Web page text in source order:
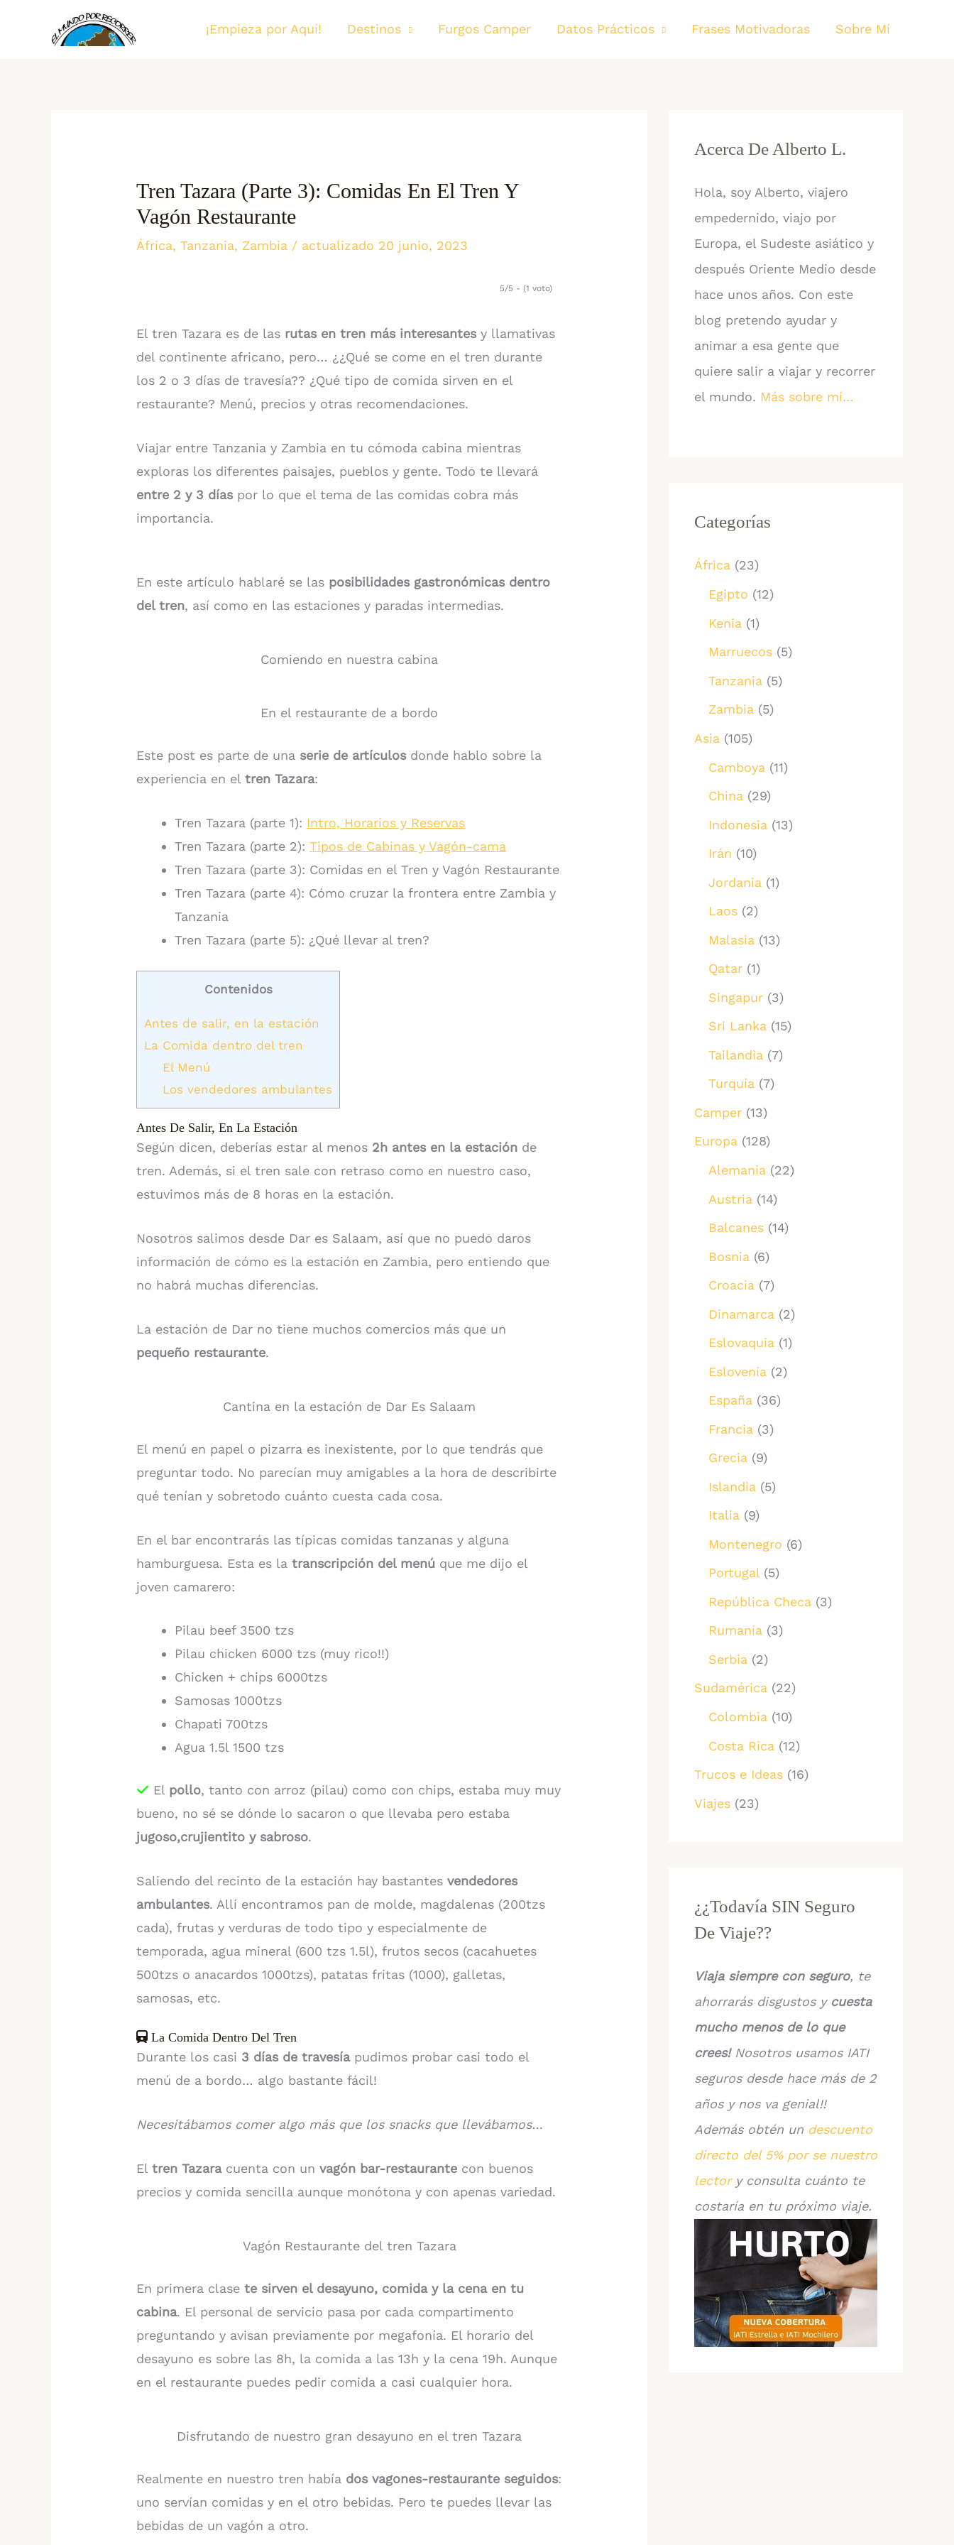
¡Empieza por Aquí! Destinos Furgos Camper Datos Prácticos Frases Motivadoras Sobre Mí
Tren Tazara (parte 3): Comidas En El Tren Y
Vagón Restaurante
África,Tanzania, Zambia / actualizado 20 junio, 2023
5/5 - (1 voto)
El tren Tazara es de las rutas en tren más interesantes y llamativas
del continente africano, pero… ¿¿Qué se come en el tren durante
los 2 o 3 días de travesía?? ¿Qué tipo de comida sirven en el
restaurante? Menú, precios y otras recomendaciones.
Viajar entre Tanzania y Zambia en tu cómoda cabina mientras
exploras los diferentes paisajes, pueblos y gente. Todo te llevará
entre 2 y 3 días por lo que el tema de las comidas cobra más
importancia.
En este artículo hablaré se las posibilidades gastronómicas dentro
del tren, así como en las estaciones y paradas intermedias.
Comiendo en nuestra cabina
En el restaurante de a bordo
Este post es parte de una serie de artículos donde hablo sobre la
experiencia en eltren Tazara:
Tren Tazara (parte 1): Intro, Horarios y Reservas
Tren Tazara (parte 2):Tipos de Cabinas y Vagón-cama
Tren Tazara (parte 3): Comidas en el Tren y Vagón Restaurante
Tren Tazara (parte 4): Cómo cruzar la frontera entre Zambia y
Tanzania
Tren Tazara (parte 5): ¿Qué llevar al tren?
Contenidos
Antes de salir, en la estación
La Comida dentro del tren
El Menú
Los vendedores ambulantes
Antes De Salir, En La Estación
Según dicen, deberías estar al menos 2h antes en la estación de
tren. Además, si el tren sale con retraso como en nuestro caso,
estuvimos más de 8 horas en la estación.
Nosotros salimos desde Dar es Salaam, así que no puedo daros
información de cómo es la estación en Zambia, pero entiendo que
no habrá muchas diferencias.
La estación de Dar no tiene muchos comercios más que un
pequeño restaurante.
Cantina en la estación de Dar Es Salaam
El menú en papel o pizarra es inexistente, por lo que tendrás que
preguntar todo. No parecían muy amigables a la hora de describirte
qué tenían y sobretodo cuánto cuesta cada cosa.
En el bar encontrarás las típicas comidas tanzanas y alguna
hamburguesa. Esta es latranscripción del menú que me dijo el
joven camarero:
Pilau beef 3500 tzs
Pilau chicken 6000 tzs (muy rico!!)
Chicken + chips 6000tzs
Samosas 1000tzs
Chapati 700tzs
Agua 1.5l 1500 tzs
El pollo, tanto con arroz (pilau) como con chips, estaba muy muy
bueno, no sé se dónde lo sacaron o que llevaba pero estaba
jugoso,crujientito y sabroso.
Saliendo del recinto de la estación hay bastantesvendedores
ambulantes. Allí encontramos pan de molde, magdalenas (200tzs
cada), frutas y verduras de todo tipo y especialmente de
temporada, agua mineral (600 tzs 1.5l), frutos secos (cacahuetes
500tzs o anacardos 1000tzs), patatas fritas (1000), galletas,
samosas, etc.
La Comida Dentro Del Tren
Durante los casi 3 días de travesíapudimos probar casi todo el
menú de a bordo… algo bastante fácil!
Necesitábamos comer algo más que los snacks que llevábamos…
Eltren Tazaracuenta con unvagón bar-restaurante con buenos
precios y comida sencilla aunque monótona y con apenas variedad.
Vagón Restaurante del tren Tazara
En primera clasete sirven el desayuno, comida y la cena en tu
cabina. El personal de servicio pasa por cada compartimento
preguntando y avisan previamente por megafonía. El horario del
desayuno es sobre las 8h, la comida a las 13h y la cena 19h. Aunque
en el restaurante puedes pedir comida a casi cualquier hora.
Disfrutando de nuestro gran desayuno en el tren Tazara
Realmente en nuestro tren había dos vagones-restaurante seguidos:
uno servían comidas y en el otro bebidas. Pero te puedes llevar las
bebidas de un vagón a otro.
Acerca De Alberto L.
Hola, soy Alberto, viajero
empedernido, viajo por
Europa, el Sudeste asiático y
después Oriente Medio desde
hace unos años. Con este
blog pretendo ayudar y
animar a esa gente que
quiere salir a viajar y recorrer
el mundo. Más sobre mí…
Categorías
África (23)
Egipto (12)
Kenia (1)
Marruecos (5)
Tanzania (5)
Zambia (5)
Asia (105)
Camboya (11)
China (29)
Indonesia (13)
Irán (10)
Jordania (1)
Laos (2)
Malasia (13)
Qatar (1)
Singapur (3)
Sri Lanka (15)
Tailandia (7)
Turquía (7)
Camper (13)
Europa (128)
Alemania (22)
Austria (14)
Balcanes (14)
Bosnia (6)
Croacia (7)
Dinamarca (2)
Eslovaquia (1)
Eslovenia (2)
España (36)
Francia (3)
Grecia (9)
Islandia (5)
Italia (9)
Montenegro (6)
Portugal (5)
República Checa (3)
Rumanía (3)
Serbia (2)
Sudamérica (22)
Colombia (10)
Costa Rica (12)
Trucos e Ideas (16)
Viajes (23)
¿¿Todavía SIN Seguro
De Viaje??
Viaja siempre con seguro, te
ahorrarás disgustos y cuesta
mucho menos de lo que
crees!Nosotros usamos IATI
seguros desde hace más de 2
años y nos va genial!!
Además obtén un descuento
directo del 5% por se nuestro
lectory consulta cuánto te
costaría en tu próximo viaje.